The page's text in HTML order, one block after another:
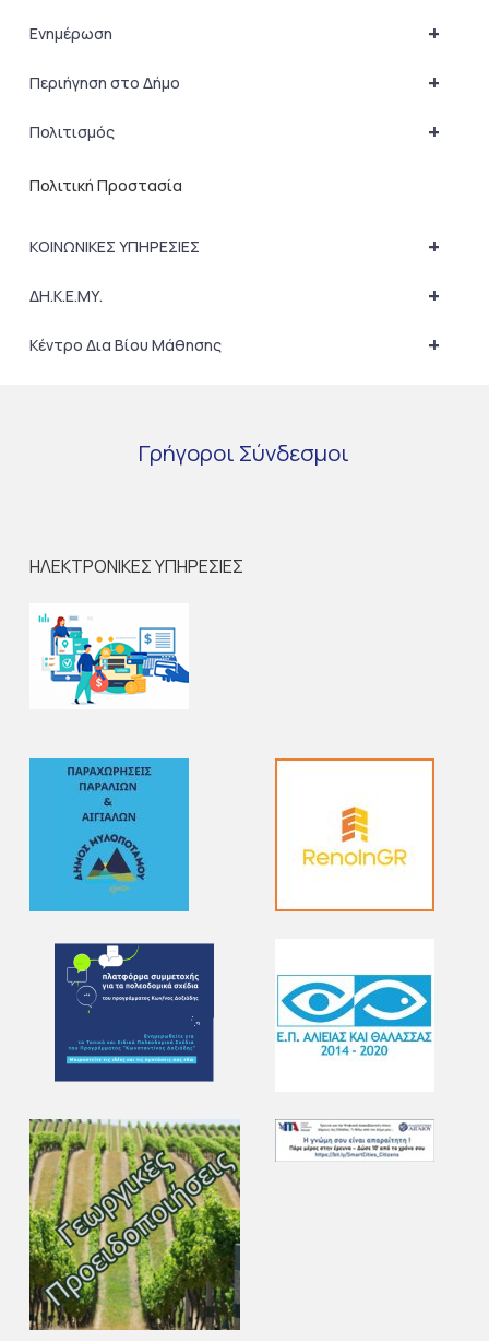
+
Ενημέρωση
+
Περιήγηση στο Δήμο
+
Πολιτισμός
Πολιτική Προστασία
+
ΚΟΙΝΩΝΙΚΕΣ ΥΠΗΡΕΣΙΕΣ
+
ΔΗ.Κ.Ε.ΜΥ.
+
Κέντρο Δια Βίου Μάθησης
Γρήγοροι Σύνδεσμοι
ΗΛΕΚΤΡΟΝΙΚΕΣ ΥΠΗΡΕΣΙΕΣ